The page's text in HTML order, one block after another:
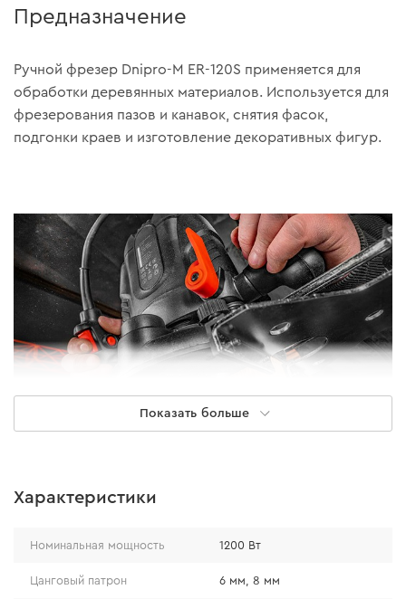
Предназначение
Ручной фрезер Dnipro-M ER-120S применяется для
обработки деревянных материалов. Используется для
фрезерования пазов и канавок, снятия фасок,
подгонки краев и изготовление декоративных фигур.
резьбой М6 для установки фрезы в станок;
высота хода фрезы составляет 60 мм, что
Показать больше
Характеристики
Номинальная мощность 1200 Вт
Цанговый патрон 6 мм, 8 мм